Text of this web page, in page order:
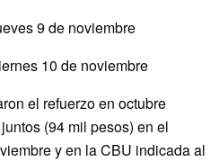
9 de noviembre
10 de noviembre
el refuerzo en octubre
(94 mil pesos) en el
y en la CBU indicada al